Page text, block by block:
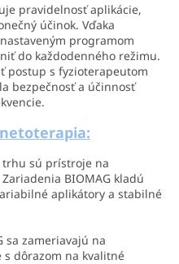
pravidelnosť aplikácie,
účinok. Vďaka
programom
do každodenného režimu.
postup s fyzioterapeutom
bezpečnosť a účinnosť
trhu sú prístroje na
BIOMAG kladú
aplikátory a stabilné
sa zameriavajú na
dôrazom na kvalitné